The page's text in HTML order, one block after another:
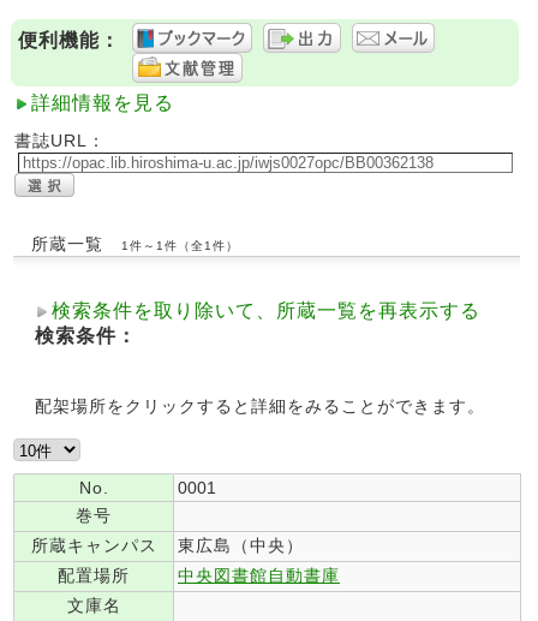
便利機能：
詳細情報を見る
書誌URL：
所蔵一覧 1件～1件（全1件）
検索条件を取り除いて、所蔵一覧を再表示する
検索条件：
配架場所をクリックすると詳細をみることができます。
No.
0001
巻号
所蔵キャンパス
東広島（中央）
配置場所
中央図書館自動書庫
文庫名